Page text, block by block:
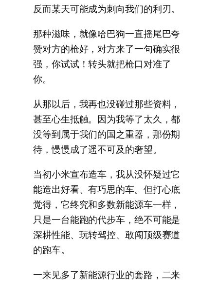
反而某天可能成为刺向我们的利刃。
那种滋味，就像哈巴狗一直摇尾巴夸
赞对方的枪好，对方来了一句确实很
强，你试试！转头就把枪口对准了
你。
从那以后，我再也没碰过那些资料，
甚至心生抵触。因为我等了太久，都
没等到属于我们的国之重器，那份期
待，慢慢成了遥不可及的奢望。
当初小米宣布造车，我从没怀疑过它
能造出好看、有巧思的车。但打心底
觉得，它终究和多数新能源车一样，
只是一台能跑的代步车，绝不可能是
深耕性能、玩转驾控、敢闯顶级赛道
的跑车。
一来见多了新能源行业的套路，二来